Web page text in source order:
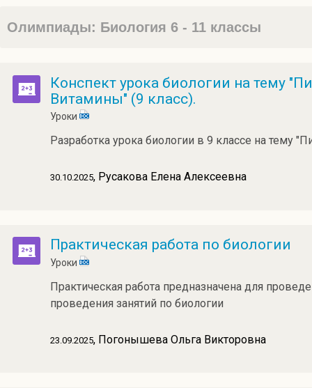
Олимпиады: Биология 6 - 11 классы
Конспект урока биологии на тему
Витамины" (9 класс).
Уроки
Разработка урока биологии в 9 классе на тему
30.10.2025, Русакова Елена Алексеевна
Практическая работа по биологии
Уроки
Практическая работа предназначена для
проведения занятий по биологии
23.09.2025, Погонышева Ольга Викторовна